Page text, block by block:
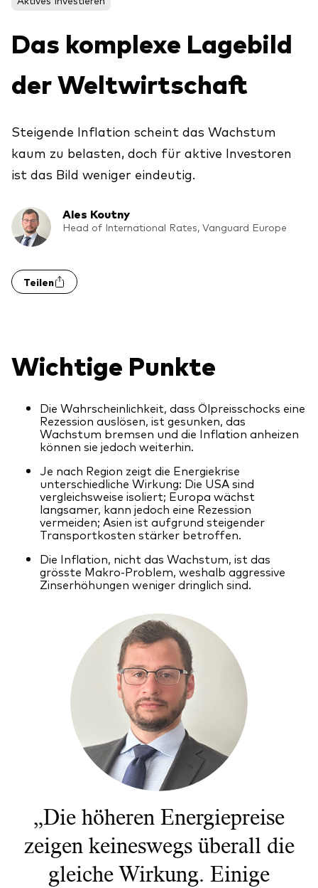
Fonds nach Typ
Aktive Fonds
Aktien
ESG/SRI
Publikumsfonds
Passive Fonds
Erfahren Sie mehr über unsere
Aktive Obligationenfonds
ESG
Obligationen
Indexfonds
Kosteneffiziente Vanguard ETFs
Investieren mit Vanguard
Investment Stewardship
Marktausblick 2026
Index-Exposure-Analyse
Die Vanguard Beratungsstudie 2026
Ressourcenplattform für Berater
Dienstleistungen
Portfolio-Services
LifePlan-Modellportfolios
Unser Team
Betrugsprävention
Das komplexe Lagebild
der Weltwirtschaft
Steigende Inflation scheint das Wachstum
kaum zu belasten, doch für aktive Investoren
ist das Bild weniger eindeutig.
Ales Koutny
Head of International Rates, Vanguard Europe
Teilen
Wichtige Punkte
Die Wahrscheinlichkeit, dass Ölpreisschocks eine
Rezession auslösen, ist gesunken, das
Wachstum bremsen und die Inflation anheizen
können sie jedoch weiterhin.
Je nach Region zeigt die Energiekrise
unterschiedliche Wirkung: Die USA sind
vergleichsweise isoliert; Europa wächst
langsamer, kann jedoch eine Rezession
vermeiden; Asien ist aufgrund steigender
Transportkosten stärker betroffen.
Die Inflation, nicht das Wachstum, ist das
grösste Makro-Problem, weshalb aggressive
Zinserhöhungen weniger dringlich sind.
„Die höheren Energiepreise
zeigen keineswegs überall die
gleiche Wirkung. Einige